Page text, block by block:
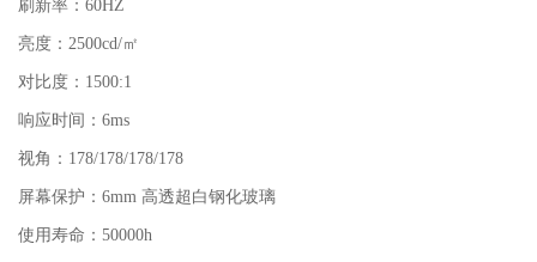
刷新率：60HZ
亮度：2500cd/㎡
对比度：1500:1
响应时间：6ms
视角：178/178/178/178
屏幕保护：6mm 高透超白钢化玻璃
使用寿命：50000h